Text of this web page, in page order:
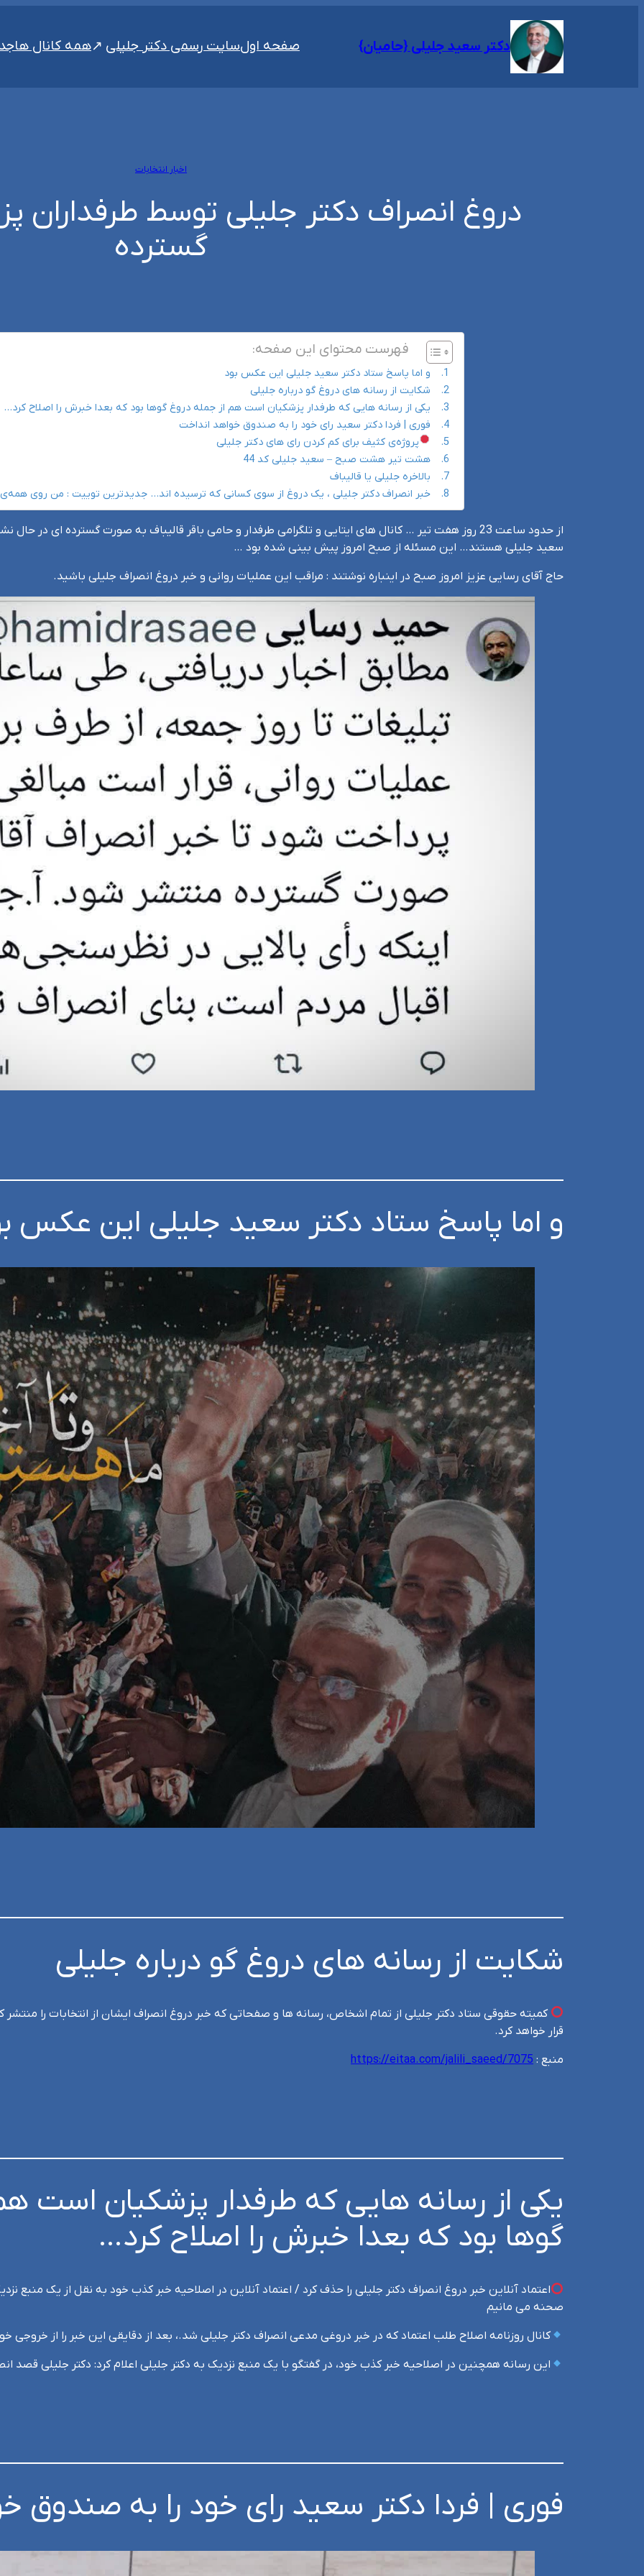
دکتر سعید جلیلی {حامیان} صفحه اولسایت رسمی دکتر جلیلی همه کانال ها
اخبار انتخابات
دروغ انصراف دکتر جلیلی توسط طرفداران
گسترده
فهرست محتوای این صفحه:
و اما پاسخ ستاد دکتر سعید جلیلی این عکس بود
شکایت از رسانه های دروغ گو درباره جلیلی
یکی از رسانه هایی که طرفدار پزشکیان است هم از جمله دروغ گوها بود که بعدا خبرش را اصلاح کرد…
فوری | فردا دکتر سعید رای خود را به صندوق خواهد انداخت
پروژه‌ی کثیف برای کم کردن رای های دکتر جلیلی
هشت تیر هشت صبح – سعید جلیلی کد 44
بالاخره جلیلی یا قالیباف
خبر انصراف دکتر جلیلی ، یک دروغ از سوی کسانی که ترسیده اند… جدیدترین توییت : من روی همه‌ی
از حدود ساعت 23 روز هفت تیر … کانال های ایتایی و تلگرامی طرفدار و حامی باقر قالیباف به صورت گسترده ای
سعید جلیلی هستند… این مسئله از صبح امروز پیش بینی شده بود …
حاج آقای رسایی عزیز امروز صبح در اینباره نوشتند : مراقب این عملیات روانی و خبر دروغ انصراف جلیلی باشید.
و اما پاسخ ستاد دکتر سعید جلیلی این عکس
شکایت از رسانه های دروغ گو درباره جلیلی
کمیته حقوقی ستاد دکتر جلیلی از تمام اشخاص، رسانه ها و صفحاتی که خبر دروغ انصراف ایشان از انتخابات را
قرار خواهد کرد.
منبع :‌ https://eitaa.com/jalili_saeed/7075
یکی از رسانه هایی که طرفدار پزشکیان است
گوها بود که بعدا خبرش را اصلاح کرد…
اعتماد آنلاین خبر دروغ انصراف دکتر جلیلی را حذف کرد / اعتماد آنلاین در اصلاحیه خبر کذب خود به نقل از یک منبع
صحنه می مانیم
کانال روزنامه اصلاح طلب اعتماد که در خبر دروغی مدعی انصراف دکتر جلیلی شد.، بعد از دقایقی این خبر را از خروجی
این رسانه همچنین در اصلاحیه خبر کذب خود، در گفتگو با یک منبع نزدیک به دکتر جلیلی اعلام کرد: دکتر جلیلی قصد
فوری | فردا دکتر سعید رای خود را به صندوق